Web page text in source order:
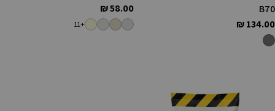
B70
מחיר
רגיל
134.00 ₪
מחיר
רגיל
58.00 ₪
+11